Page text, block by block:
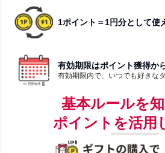
1ポイント＝1円分として使
有効期限はポイント獲得か
有効期限内で、いつでも好きな
基本ルールを知
ポイントを活用